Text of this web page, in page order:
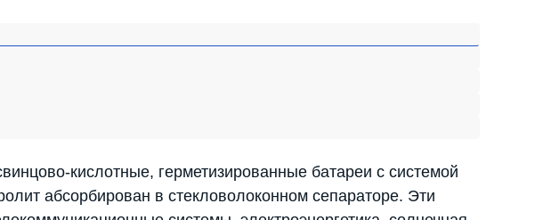
кислотные, герметизированные батареи с системой
абсорбирован в стекловолоконном сепараторе. Эти